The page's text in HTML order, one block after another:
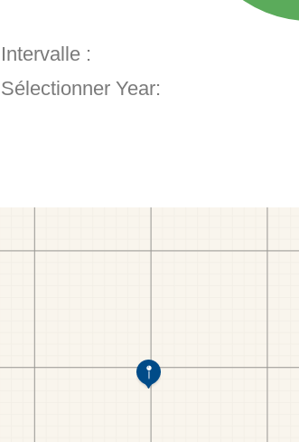
Intervalle :
Sélectionner Year: